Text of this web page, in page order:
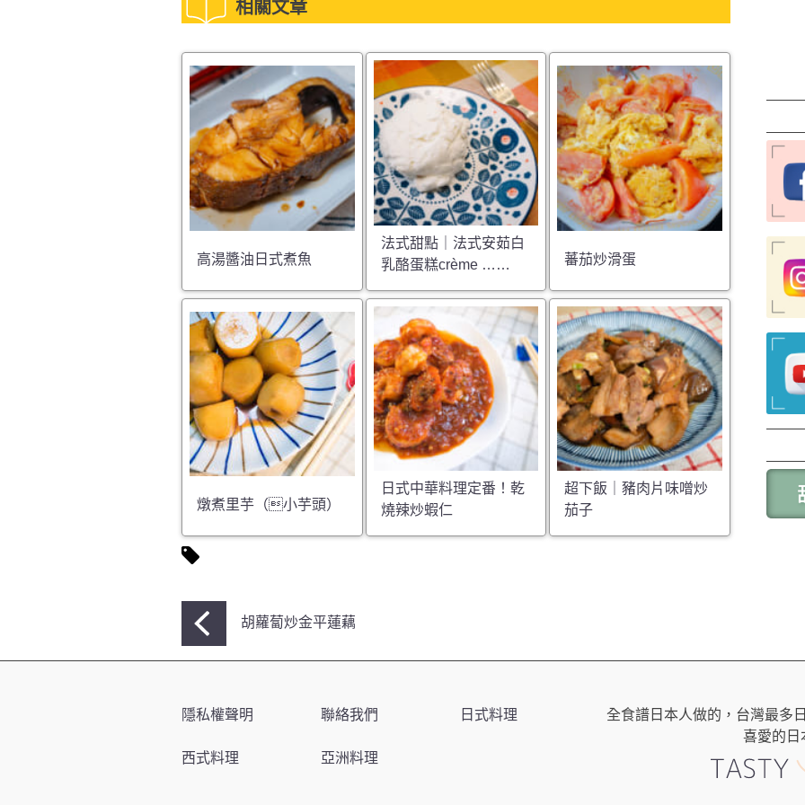
相關文章
高湯醬油日式煮魚
法式甜點｜法式安茹白
乳酪蛋糕crème ……
蕃茄炒滑蛋
燉煮里芋（小芋頭）
日式中華料理定番！乾
燒辣炒蝦仁
超下飯｜豬肉片味噌炒
茄子
文
章
覽
胡蘿蔔炒金平蓮藕
隱私權聲明 聯絡我們 日式料理
西式料理 亞洲料理
全食譜日本人做的，台灣最多
喜愛的日